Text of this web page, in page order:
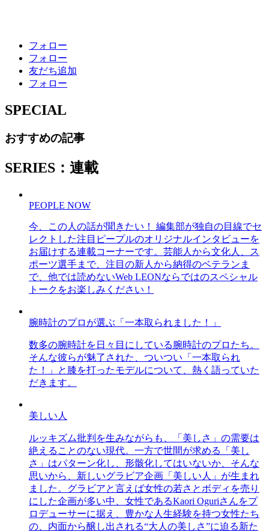
フォロー
フォロー
友だち追加
フォロー
SPECIAL
おすすめの記事
SERIES：連載
PEOPLE NOW
今、この人の話が聞きたい！ 編集部が独自の目線でセ
レクトした注目ピープルのオリジナルインタビューを
お届けする連載コーナーです。芸能人から文化人、ス
ポーツ選手まで、注目の新人から納得のベテランま
で、他では読めないWeb LEONならではのスペシャル
トークをお楽しみください！
腕時計のプロが選ぶ「一本取られました！」
数多の腕時計を日々目にしている腕時計のプロたち。
そんな彼らが魅了された、ついつい「一本取られ
た！」と膝を打ったモデルについて、熱く語っていた
だきます。
美しい人
ルッキズム批判を生みながらも、「美しさ」の需要は
絶えることのない現代。一方で世間が求める「美し
さ」はパターン化し、形骸化してはいないか、そんな
思いから、新しいグラビア企画「美しい人」が生まれ
ました。グラビアと言えば女性の若さとボディを売り
にした企画が多い中、女性であるKaori Oguriさんをプ
ロデューサーに据え、豊かな人生経験を持つ女性たち
の、内面から醸し出される“大人の美しさ”に迫る新た